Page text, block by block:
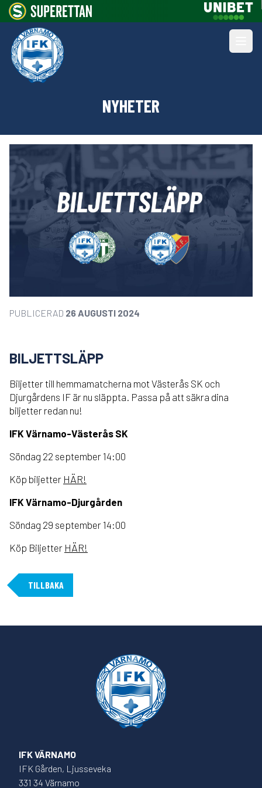
NYHETER
PUBLICERAD 26 AUGUSTI 2024
BILJETTSLÄPP
Biljetter till hemmamatcherna mot Västerås SK och
Djurgårdens IF är nu släppta. Passa på att säkra dina
biljetter redan nu!
IFK Värnamo-Västerås SK
Söndag 22 september 14:00
Köp biljetter HÄR!
IFK Värnamo-Djurgården
Söndag 29 september 14:00
Köp Biljetter HÄR!
TILLBAKA
IFK VÄRNAMO
IFK Gården, Ljusseveka
331 34 Värnamo